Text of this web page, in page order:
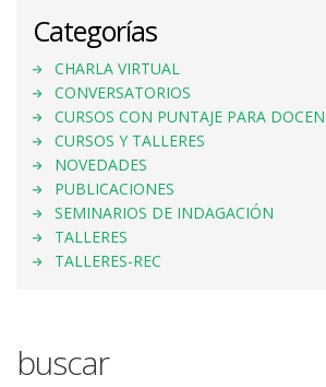
Categorías
CHARLA VIRTUAL
CONVERSATORIOS
CURSOS CON PUNTAJE PARA
CURSOS Y TALLERES
NOVEDADES
PUBLICACIONES
SEMINARIOS DE INDAGACIÓN
TALLERES
TALLERES-REC
buscar